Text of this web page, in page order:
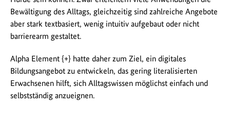
Bewältigung des Alltags, gleichzeitig sind zahlreiche Angebote
aber stark textbasiert, wenig intuitiv aufgebaut oder nicht
barrierearm gestaltet.
Alpha Element {+} hatte daher zum Ziel, ein digitales
Bildungsangebot zu entwickeln, das gering literalisierten
Erwachsenen hilft, sich Alltagswissen möglichst einfach und
selbstständig anzueignen.